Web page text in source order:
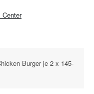
Center
Burger je 2 x 145-